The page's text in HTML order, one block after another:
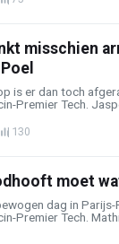
misschien
is er dan toch
Premier Tech.
130
moet
dag in
Premier Tech.